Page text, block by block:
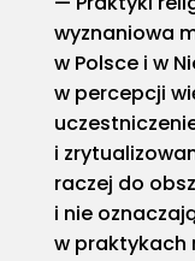
wyznaniowa
w Polsce i w
w percepcji
i
raczej do
i nie
w praktykach